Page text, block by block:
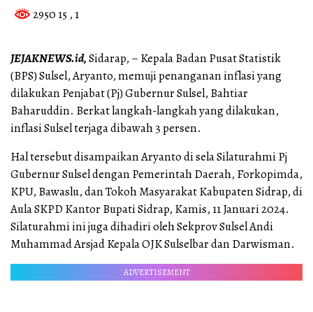
2950 15 , 1
JEJAKNEWS.id,Sidarap, – Kepala Badan Pusat Statistik
(BPS) Sulsel, Aryanto, memuji penanganan inflasi yang
dilakukan Penjabat (Pj) Gubernur Sulsel, Bahtiar
Baharuddin. Berkat langkah-langkah yang dilakukan,
inflasi Sulsel terjaga dibawah 3 persen.
Hal tersebut disampaikan Aryanto di sela Silaturahmi Pj
Gubernur Sulsel dengan Pemerintah Daerah, Forkopimda,
KPU, Bawaslu, dan Tokoh Masyarakat Kabupaten Sidrap, di
Aula SKPD Kantor Bupati Sidrap, Kamis, 11 Januari 2024.
Silaturahmi ini juga dihadiri oleh Sekprov Sulsel Andi
Muhammad Arsjad Kepala OJK Sulselbar dan Darwisman.
ADVERTISEMENT